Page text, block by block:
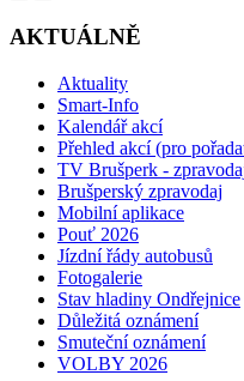
AKTUÁLNĚ
Aktuality
Smart-Info
Kalendář akcí
Přehled akcí (pro
TV Brušperk -
Brušperský zpravodaj
Mobilní aplikace
Pouť 2026
Jízdní řády autobusů
Fotogalerie
Stav hladiny Ondřejnice
Důležitá oznámení
Smuteční oznámení
VOLBY 2026